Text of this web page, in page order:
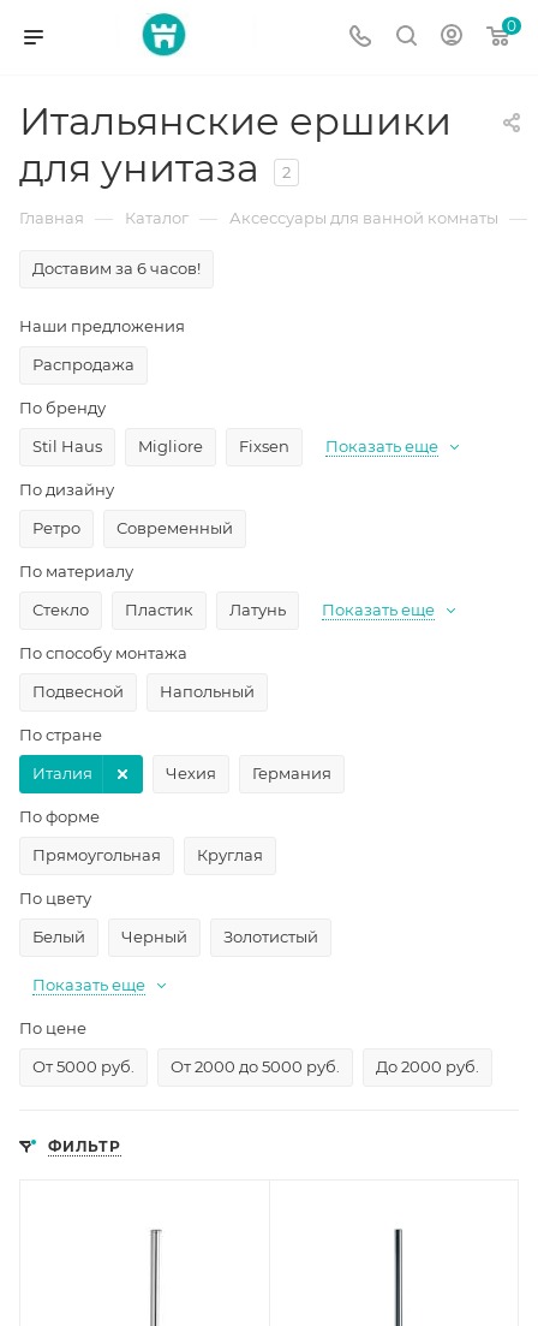
0
Итальянские ершики
для унитаза
2
Главная — Каталог — Аксессуары для ванной комнаты —
Доставим за 6 часов!
Наши предложения
Распродажа
По бренду
Stil Haus
Migliore Fixsen Показать еще
По дизайну
Ретро
Современный
По материалу
Стекло
Пластик Латунь Показать еще
По способу монтажа
Подвесной
Напольный
По стране
Чехия
Италия Германия
По форме
Прямоугольная
Круглая
По цвету
Белый
Черный Золотистый
Показать еще
По цене
От 5000 руб.
От 2000 до 5000 руб. До 2000 руб.
ФИЛЬТР